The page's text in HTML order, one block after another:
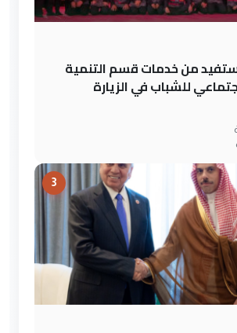
مستفيد من خدمات قسم التنمية
للشباب في الزيارة
3